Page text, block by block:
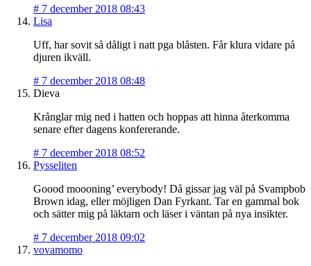
# 7 december 2018 08:43
Lisa
Uff, har sovit så dåligt i natt pga blåsten. Får klura vidare på
djuren ikväll.
# 7 december 2018 08:48
Dieva
Krånglar mig ned i hatten och hoppas att hinna återkomma
senare efter dagens konfererande.
# 7 december 2018 08:52
Pysseliten
Goood moooning’ everybody! Då gissar jag väl på Svampbob
Brown idag, eller möjligen Dan Fyrkant. Tar en gammal bok
och sätter mig på läktarn och läser i väntan på nya insikter.
# 7 december 2018 09:02
vovamomo